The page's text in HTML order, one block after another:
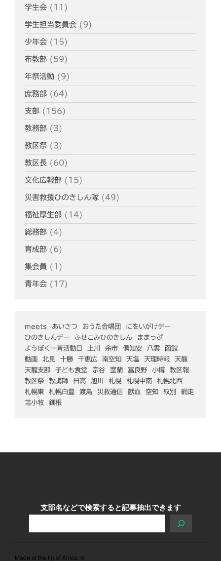
学生会 (11)
学生担当委員会 (9)
少年会 (15)
布教部 (59)
年祭活動 (9)
庶務部 (64)
支部 (156)
教務部 (3)
教区祭 (3)
教区長 (60)
文化広報部 (15)
災害救援ひのきしん隊 (49)
福祉厚生部 (14)
総務部 (4)
育成部 (6)
集会員 (1)
青年会 (17)
meets あいさつ おうた合唱団
にをいがけデー
ひのきしんデー
ふせこみひのきしん
ままっぷ
ようぼく一斉活動日
上川 余市 倶知安 八雲
函館
動画
北見 十勝 千恵広 南空知 天塩 天理時報
天龍
天龍支部
子ども食堂 宗谷 室蘭 富良野 小樽
教区報
教区祭
教誨師 日高 旭川 札幌 札幌中南
札幌北西
札幌東
札幌白豊 渡島 災救通信 献血 空知 紋別
網走
苫小牧
釧根
支部名などで検索すると記事抽出できます
Made at the tip of Africa. ©